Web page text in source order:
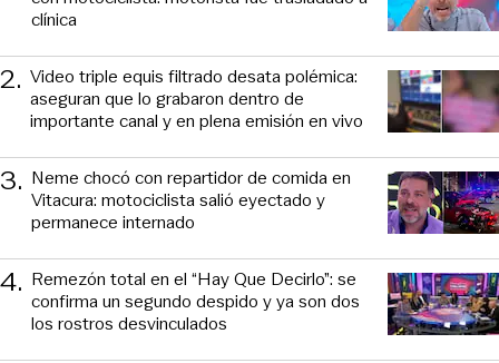
clínica
2. Video triple equis filtrado desata polémica:
aseguran que lo grabaron dentro de
importante canal y en plena emisión en vivo
3. Neme chocó con repartidor de comida en
Vitacura: motociclista salió eyectado y
permanece internado
4. Remezón total en el “Hay Que Decirlo”: se
confirma un segundo despido y ya son dos
los rostros desvinculados